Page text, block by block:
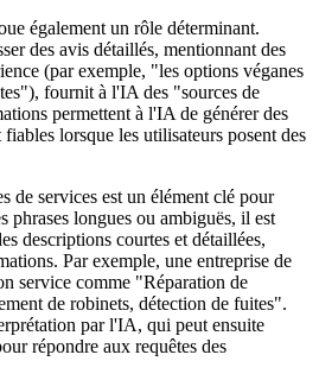
également un rôle déterminant.
des avis détaillés, mentionnant des
(par exemple, "les options véganes
fournit à l'IA des "sources de
permettent à l'IA de générer des
lorsque les utilisateurs posent des
de services est un élément clé pour
longues ou ambiguës, il est
descriptions courtes et détaillées,
Par exemple, une entreprise de
service comme "Réparation de
de robinets, détection de fuites".
par l'IA, qui peut ensuite
répondre aux requêtes des